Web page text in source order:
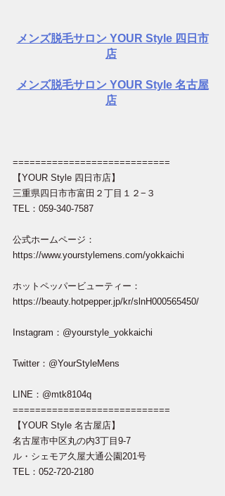
メンズ脱毛サロン YOUR Style 四日市
店
メンズ脱毛サロン YOUR Style 名古屋
店
============================
【YOUR Style 四日市店】
三重県四日市市富田２丁目１２−３
TEL：059-340-7587
公式ホームページ：
https://www.yourstylemens.com/yokkaichi
ホットペッパービューティー：
https://beauty.hotpepper.jp/kr/slnH000565450/
Instagram：@yourstyle_yokkaichi
Twitter：@YourStyleMens
LINE：@mtk8104q
============================
【YOUR Style 名古屋店】
名古屋市中区丸の内3丁目9-7
ル・シェモア久屋大通公園201号
TEL：052-720-2180